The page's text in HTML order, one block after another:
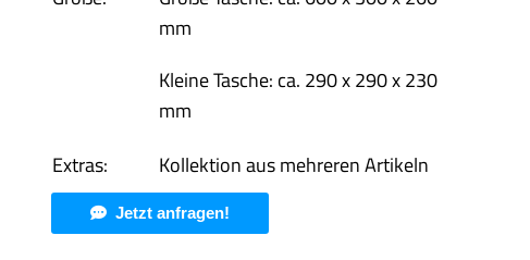
mm
Kleine Tasche: ca. 290 x 290 x 230
mm
Extras:
Kollektion aus mehreren Artikeln
Jetzt anfragen!